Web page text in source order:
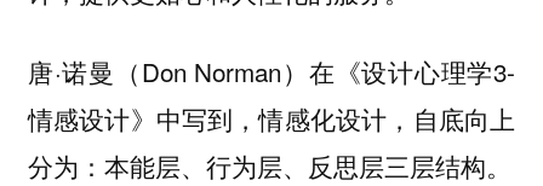
唐·诺曼（Don Norman）在《设计心理学3-
情感设计》中写到，情感化设计，自底向上
分为：本能层、行为层、反思层三层结构。